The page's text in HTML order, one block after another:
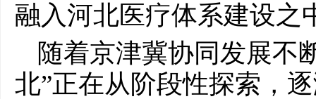
融入河北医疗体系建设之
随着京津冀协同发展不
北”正在从阶段性探索，